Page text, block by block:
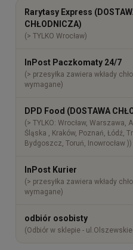
Cena nie zawiera ewentualnych
Rarytasy Express
CHŁODNICZA)
(> TYLKO Wrocław)
InPost Paczkomaty 24/7
(> przesyłka zawiera wkłady
wymagane)
DPD Food (DOSTAWA
(> TYLKO: Wrocław, Warszawa,
Śląska , Kraków, Poznań, Łódź,
Bydgoszcz, Toruń, Inowrocław ))
InPost Kurier
(> przesyłka zawiera wkłady
wymagane)
odbiór osobisty
(Odbiór w sklepie -